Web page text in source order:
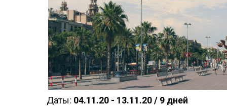
Даты: 04.11.20 - 13.11.20 / 9 дней